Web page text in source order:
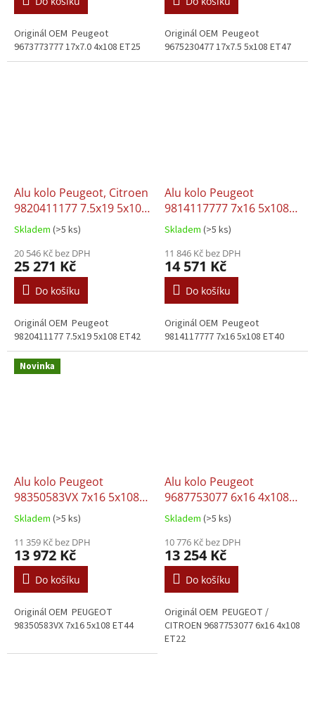
Originál OEM Peugeot
9673773777 17x7.0 4x108 ET25
Originál OEM Peugeot
9675230477 17x7.5 5x108 ET47
Alu kolo Peugeot, Citroen
9820411177 7.5x19 5x108
ET42
Skladem (>5 ks)
20 546 Kč bez DPH
25 271 Kč
Do košíku
Originál OEM Peugeot
9820411177 7.5x19 5x108 ET42
Alu kolo Peugeot
9814117777 7x16 5x108
ET40
Skladem (>5 ks)
11 846 Kč bez DPH
14 571 Kč
Do košíku
Originál OEM Peugeot
9814117777 7x16 5x108 ET40
Novinka
Alu kolo Peugeot
98350583VX 7x16 5x108
ET44
Skladem (>5 ks)
11 359 Kč bez DPH
13 972 Kč
Do košíku
Originál OEM PEUGEOT
98350583VX 7x16 5x108 ET44
Alu kolo Peugeot
9687753077 6x16 4x108
ET22
Skladem (>5 ks)
10 776 Kč bez DPH
13 254 Kč
Do košíku
Originál OEM PEUGEOT /
CITROEN 9687753077 6x16 4x108
ET22